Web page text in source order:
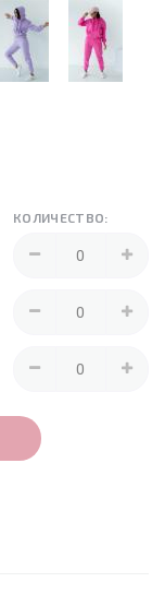
КОЛИЧЕСТВО: